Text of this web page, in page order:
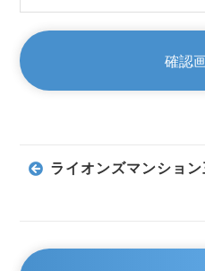
ライオンズマンション